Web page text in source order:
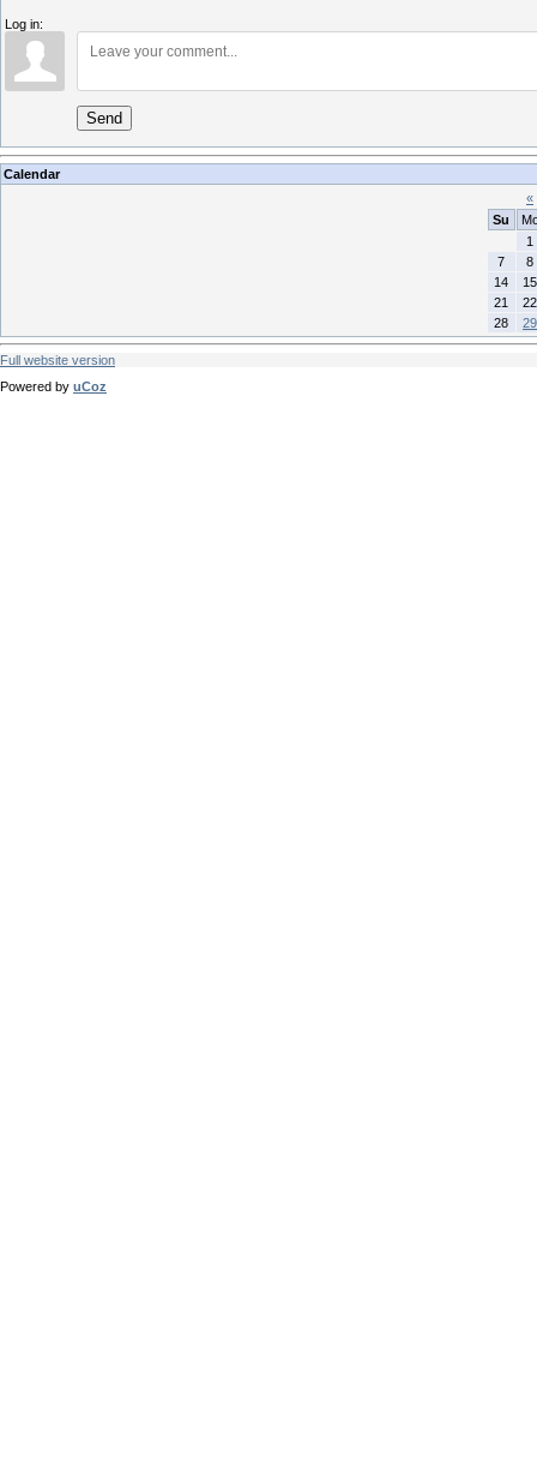
Log in:
Send
Calendar
«
Su
1
7
8
14
15
21
22
28
29
Full website version
Powered by uCoz